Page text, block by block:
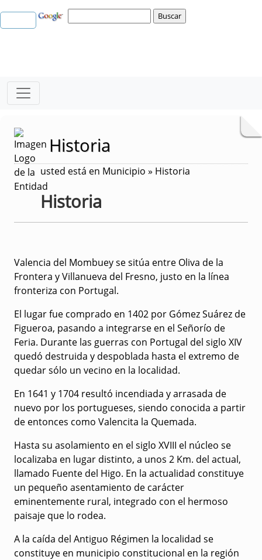
Historia
usted está en Municipio » Historia
Historia
Valencia del Mombuey se sitúa entre Oliva de la
Frontera y Villanueva del Fresno, justo en la línea
fronteriza con Portugal.
El lugar fue comprado en 1402 por Gómez Suárez de
Figueroa, pasando a integrarse en el Señorío de
Feria. Durante las guerras con Portugal del siglo XIV
quedó destruida y despoblada hasta el extremo de
quedar sólo un vecino en la localidad.
En 1641 y 1704 resultó incendiada y arrasada de
nuevo por los portugueses, siendo conocida a partir
de entonces como Valencita la Quemada.
Hasta su asolamiento en el siglo XVIII el núcleo se
localizaba en lugar distinto, a unos 2 Km. del actual,
llamado Fuente del Higo. En la actualidad constituye
un pequeño asentamiento de carácter
eminentemente rural, integrado con el hermoso
paisaje que lo rodea.
A la caída del Antiguo Régimen la localidad se
constituye en municipio constitucional en la región